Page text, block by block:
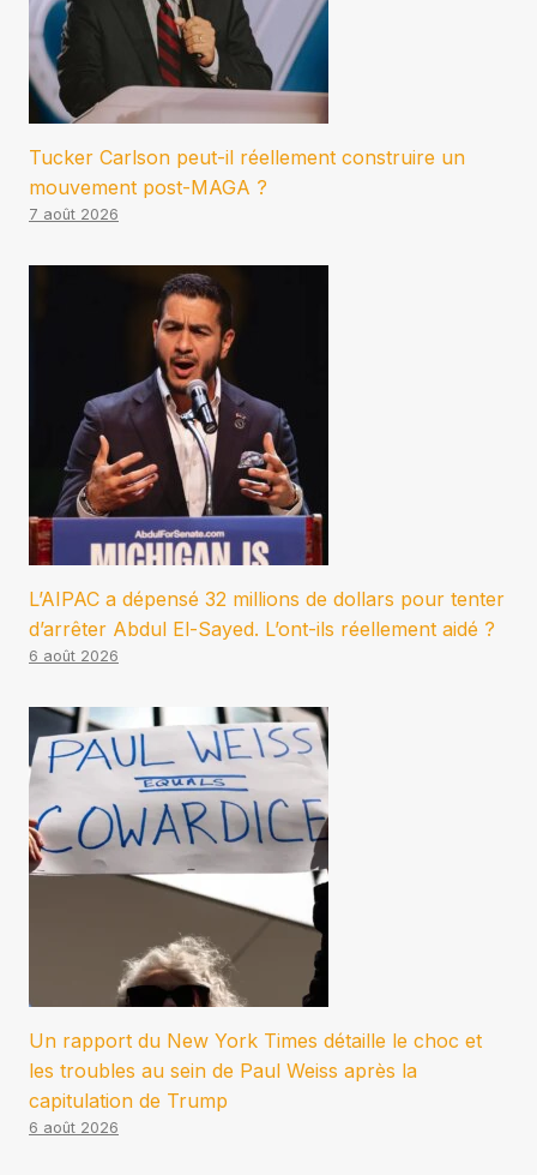
Tucker Carlson peut-il réellement construire un
mouvement post-MAGA ?
7 août 2026
L’AIPAC a dépensé 32 millions de dollars pour tenter
d’arrêter Abdul El-Sayed. L’ont-ils réellement aidé ?
6 août 2026
Un rapport du New York Times détaille le choc et
les troubles au sein de Paul Weiss après la
capitulation de Trump
6 août 2026